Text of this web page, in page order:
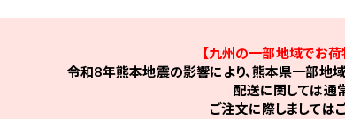
【九州の一部地域でお
令和8年熊本地震の影響により、熊本県一部地
配送に関しては通
ご注文に際しましては